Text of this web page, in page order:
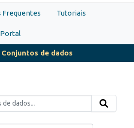
Frequentes Tutoriais
Conjuntos de dados